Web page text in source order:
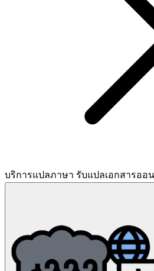
บริการแปลภาษา รับแปลเอกสารออ